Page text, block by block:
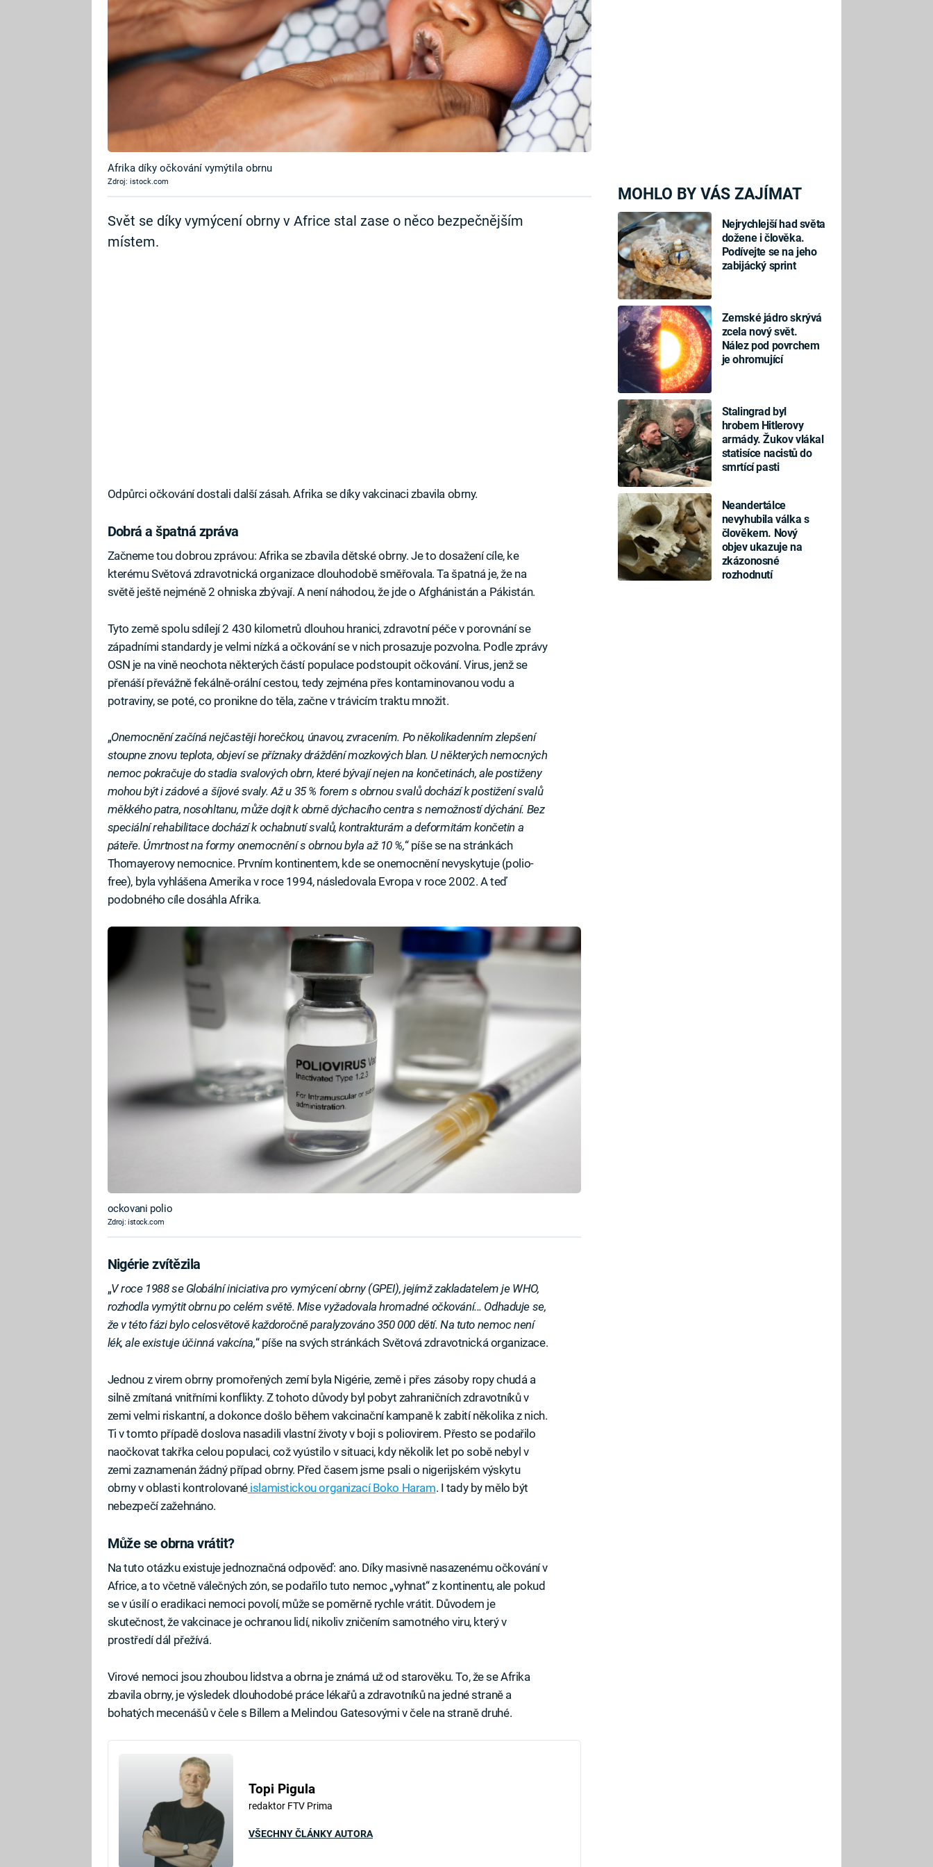
MOHLO BY VÁS ZAJÍMAT
Nejrychlejší had světa
dožene i člověka.
Podívejte se na jeho
zabijácký sprint
Zemské jádro skrývá
zcela nový svět.
Nález pod povrchem
je ohromující
Stalingrad byl
hrobem Hitlerovy
armády. Žukov vlákal
statisíce nacistů do
smrtící pasti
Neandertálce
nevyhubila válka s
člověkem. Nový
objev ukazuje na
zkázonosné
rozhodnutí
Afrika díky očkování vymýtila obrnu
Zdroj: istock.com
Svět se díky vymýcení obrny v Africe stal zase o něco bezpečnějším
místem.
Odpůrci očkování dostali další zásah. Afrika se díky vakcinaci zbavila obrny.
Dobrá a špatná zpráva
Začneme tou dobrou zprávou: Afrika se zbavila dětské obrny. Je to dosažení cíle, ke
kterému Světová zdravotnická organizace dlouhodobě směřovala. Ta špatná je, že na
světě ještě nejméně 2 ohniska zbývají. A není náhodou, že jde o Afghánistán a Pákistán.
Tyto země spolu sdílejí 2 430 kilometrů dlouhou hranici, zdravotní péče v porovnání se
západními standardy je velmi nízká a očkování se v nich prosazuje pozvolna. Podle zprávy
OSN je na vině neochota některých částí populace podstoupit očkování. Virus, jenž se
přenáší převážně fekálně-orální cestou, tedy zejména přes kontaminovanou vodu a
potraviny, se poté, co pronikne do těla, začne v trávicím traktu množit.
„Onemocnění začíná nejčastěji horečkou, únavou, zvracením. Po několikadenním zlepšení
stoupne znovu teplota, objeví se příznaky dráždění mozkových blan. U některých nemocných
nemoc pokračuje do stadia svalových obrn, které bývají nejen na končetinách, ale postiženy
mohou být i zádové a šíjové svaly. Až u 35 % forem s obrnou svalů dochází k postižení svalů
měkkého patra, nosohltanu, může dojít k obrně dýchacího centra s nemožností dýchání. Bez
speciální rehabilitace dochází k ochabnutí svalů, kontrakturám a deformitám končetin a
páteře. Úmrtnost na formy onemocnění s obrnou byla až 10 %,“ píše se na stránkách
Thomayerovy nemocnice. Prvním kontinentem, kde se onemocnění nevyskytuje (polio-
free), byla vyhlášena Amerika v roce 1994, následovala Evropa v roce 2002. A teď
podobného cíle dosáhla Afrika.
ockovani polio
Zdroj: istock.com
Nigérie zvítězila
„V roce 1988 se Globální iniciativa pro vymýcení obrny (GPEI), jejímž zakladatelem je WHO,
rozhodla vymýtit obrnu po celém světě. Mise vyžadovala hromadné očkování... Odhaduje se,
že v této fázi bylo celosvětově každoročně paralyzováno 350 000 dětí. Na tuto nemoc není
lék, ale existuje účinná vakcína,“ píše na svých stránkách Světová zdravotnická organizace.
Jednou z virem obrny promořených zemí byla Nigérie, země i přes zásoby ropy chudá a
silně zmítaná vnitřními konflikty. Z tohoto důvody byl pobyt zahraničních zdravotníků v
zemi velmi riskantní, a dokonce došlo během vakcinační kampaně k zabití několika z nich.
Ti v tomto případě doslova nasadili vlastní životy v boji s poliovirem. Přesto se podařilo
naočkovat takřka celou populaci, což vyústilo v situaci, kdy několik let po sobě nebyl v
zemi zaznamenán žádný případ obrny. Před časem jsme psali o nigerijském výskytu
obrny v oblasti kontrolovanéislamistickou organizací Boko Haram. I tady by mělo být
nebezpečí zažehnáno.
Může se obrna vrátit?
Na tuto otázku existuje jednoznačná odpověď: ano. Díky masivně nasazenému očkování v
Africe, a to včetně válečných zón, se podařilo tuto nemoc „vyhnat“ z kontinentu, ale pokud
se v úsilí o eradikaci nemoci povolí, může se poměrně rychle vrátit. Důvodem je
skutečnost, že vakcinace je ochranou lidí, nikoliv zničením samotného viru, který v
prostředí dál přežívá.
Virové nemoci jsou zhoubou lidstva a obrna je známá už od starověku. To, že se Afrika
zbavila obrny, je výsledek dlouhodobé práce lékařů a zdravotníků na jedné straně a
bohatých mecenášů v čele s Billem a Melindou Gatesovými v čele na straně druhé.
Topi Pigula
redaktor FTV Prima
VŠECHNY ČLÁNKY AUTORA